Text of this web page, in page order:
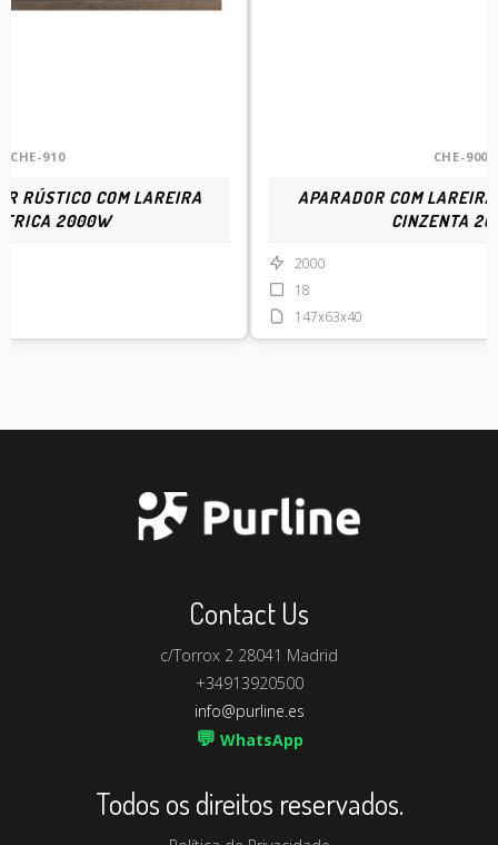
CHE-910
RÚSTICO COM LAREIRA
2000W
CHE-900
APARADOR COM
CINZENTA
2000
18
147x63x40
Contact Us
c/Torrox 2 28041 Madrid
+34913920500
info@purline.es
💬 WhatsApp
Todos os direitos reservados.